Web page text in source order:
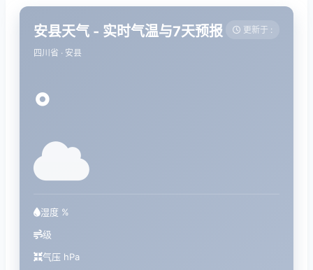
安县天气 - 实时气温与7天预报
四川省 · 安县
更新于 :
°
湿度 %
级
气压 hPa